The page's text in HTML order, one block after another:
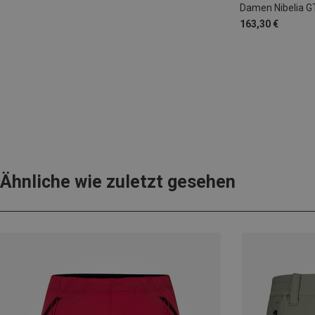
Damen Nibelia
163,30 €
Ähnliche wie zuletzt gesehen